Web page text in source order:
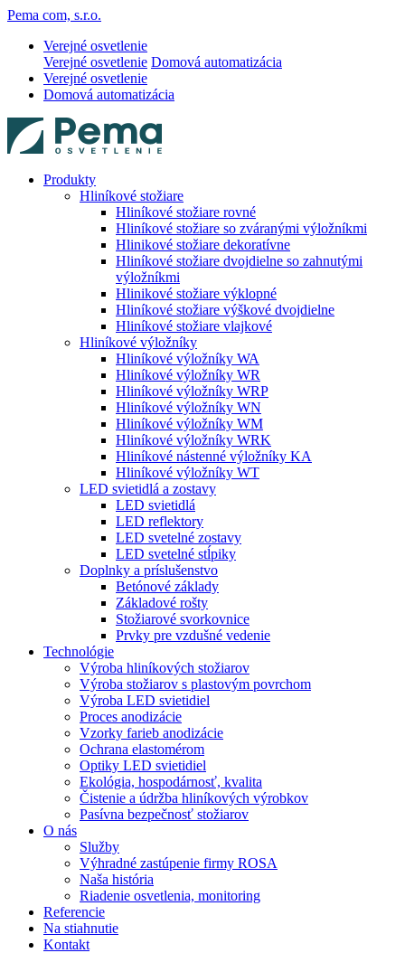
Pema com, s.r.o.
Verejné osvetlenie
Verejné osvetlenie Domová automatizácia
Verejné osvetlenie
Domová automatizácia
Produkty
Hliníkové stožiare
Hliníkové stožiare rovné
Hliníkové stožiare so zváranými výložníkmi
Hlinikové stožiare dekoratívne
Hliníkové stožiare dvojdielne so zahnutými
výložníkmi
Hlinikové stožiare výklopné
Hliníkové stožiare výškové dvojdielne
Hliníkové stožiare vlajkové
Hliníkové výložníky
Hliníkové výložníky WA
Hliníkové výložníky WR
Hliníkové výložníky WRP
Hliníkové výložníky WN
Hliníkové výložníky WM
Hliníkové výložníky WRK
Hliníkové nástenné výložníky KA
Hliníkové výložníky WT
LED svietidlá a zostavy
LED svietidlá
LED reflektory
LED svetelné zostavy
LED svetelné stĺpiky
Doplnky a príslušenstvo
Betónové základy
Základové rošty
Stožiarové svorkovnice
Prvky pre vzdušné vedenie
Technológie
Výroba hliníkových stožiarov
Výroba stožiarov s plastovým povrchom
Výroba LED svietidiel
Proces anodizácie
Vzorky farieb anodizácie
Ochrana elastomérom
Optiky LED svietidiel
Ekológia, hospodárnosť, kvalita
Čistenie a údržba hliníkových výrobkov
Pasívna bezpečnosť stožiarov
O nás
Služby
Výhradné zastúpenie firmy ROSA
Naša história
Riadenie osvetlenia, monitoring
Referencie
Na stiahnutie
Kontakt